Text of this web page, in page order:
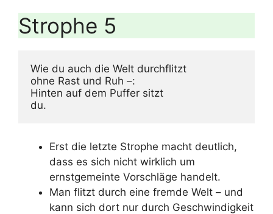
Strophe 5
Wie du auch die Welt durchflitzt
ohne Rast und Ruh –:
Hinten auf dem Puffer sitzt
du.
Erst die letzte Strophe macht deutlich,
dass es sich nicht wirklich um
ernstgemeinte Vorschläge handelt.
Man flitzt durch eine fremde Welt – und
kann sich dort nur durch Geschwindigkeit